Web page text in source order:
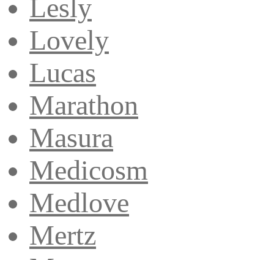
Lesly
Lovely
Lucas
Marathon
Masura
Medicosm
Medlove
Mertz